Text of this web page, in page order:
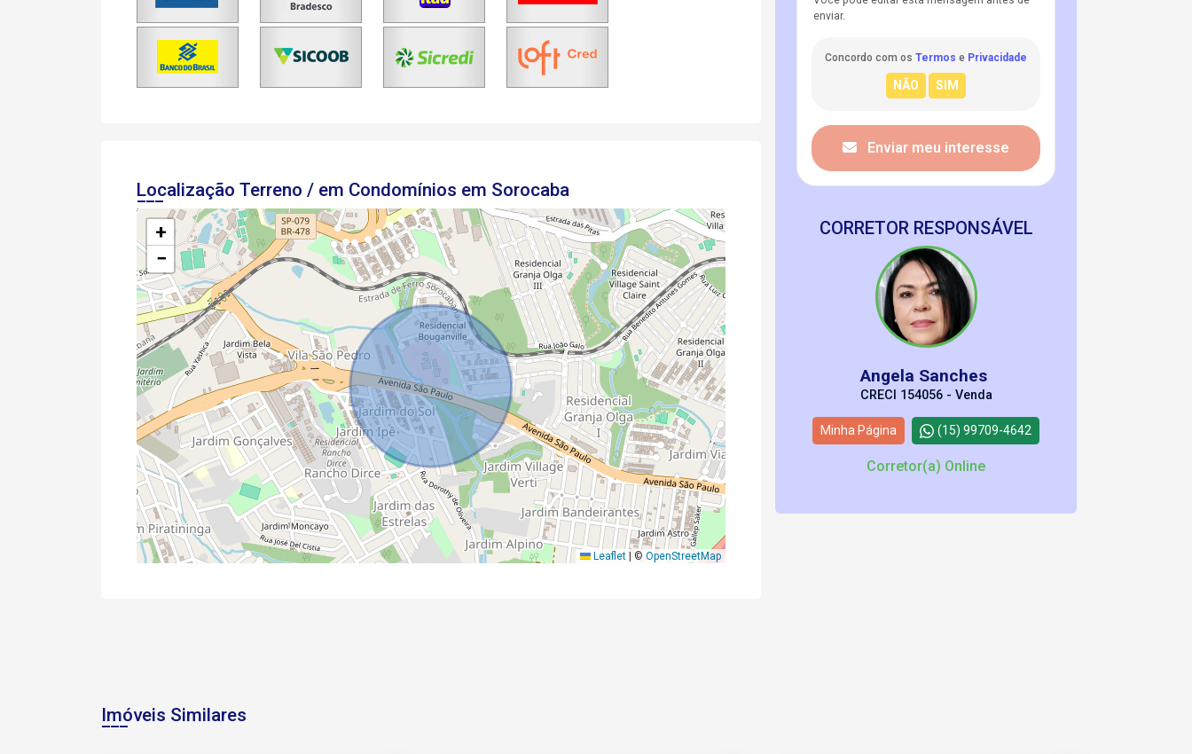
Localização Terreno / em Condomínios em Sorocaba
+
−
Leaflet © OpenStreetMap
enviar.
Concordo com os Termos e Privacidade
Enviar meu interesse
CORRETOR RESPONSÁVEL
Angela Sanches
CRECI 154056 - Venda
Minha Página (15) 99709-4642
Corretor(a) Online
Imóveis Similares